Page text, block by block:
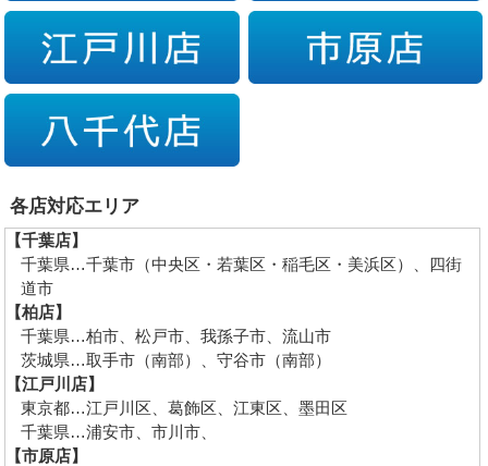
各店対応エリア
【千葉店】
千葉県…千葉市（中央区・若葉区・稲毛区・美浜区）、四街
道市
【柏店】
千葉県…柏市、松戸市、我孫子市、流山市
茨城県…取手市（南部）、守谷市（南部）
【江戸川店】
東京都…江戸川区、葛飾区、江東区、墨田区
千葉県…浦安市、市川市、
【市原店】